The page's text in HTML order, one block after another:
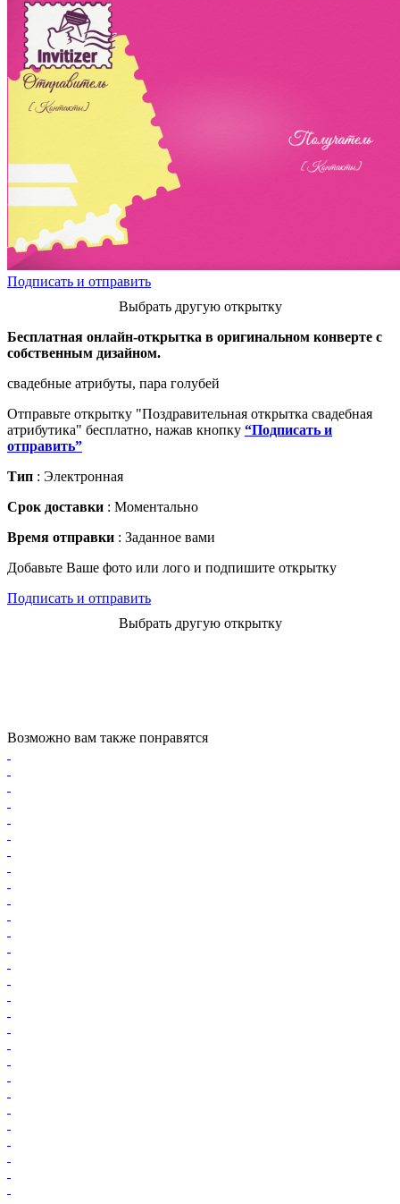
Подписать и отправить
Выбрать другую открытку
Бесплатная онлайн-открытка в оригинальном конверте с
собственным дизайном.
свадебные атрибуты, пара голубей
Отправьте открытку "Поздравительная открытка свадебная
атрибутика" бесплатно, нажав кнопку “Подписать и
отправить”
Тип : Электронная
Срок доставки : Моментально
Время отправки : Заданное вами
Добавьте Ваше фото или лого и подпишите открытку
Подписать и отправить
Выбрать другую открытку
Возможно вам также понравятся